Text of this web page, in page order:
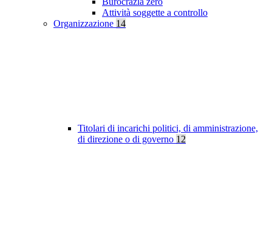
Attività soggette a controllo
Organizzazione 14
Titolari di incarichi politici, di amministrazione,
di direzione o di governo 12